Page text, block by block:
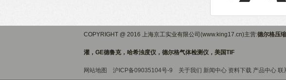
COPYRIGHT @ 2016 上海京工实业有限公司(www.king17.cn)主营:德尔格压
灌，GE德鲁克，哈希浊度仪，德尔格气体检测仪，美国TIF
网站地图 沪ICP备09035104号-9 关于我们 新闻中心 资料下载 产品中心 联